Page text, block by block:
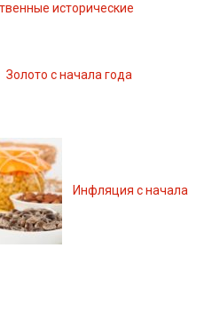
исторические
Золото с начала года
Инфляция с начала